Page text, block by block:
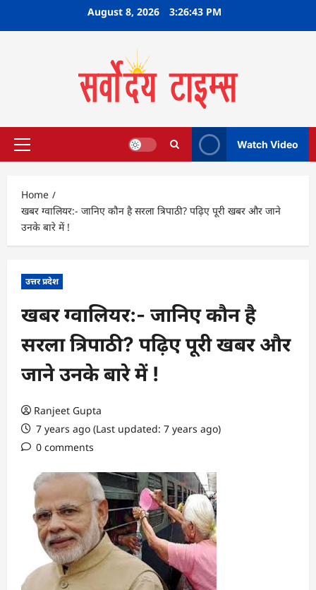
August 8, 2026 3:26:44 PM
Primary
Watch Video
Home
खबर ग्वालियर:- जानिए कौन है सरला त्रिपाठी? पढ़िए पूरी खबर और जाने
उनके बारे में !
उत्तर प्रदेश
खबर ग्वालियर:- जानिए कौन है
सरला त्रिपाठी? पढ़िए पूरी खबर और
जाने उनके बारे में !
Ranjeet Gupta
7 years ago (Last updated: 7 years ago)
0 comments